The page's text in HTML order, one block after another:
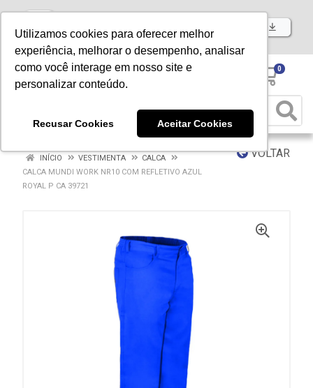
Utilizamos cookies para oferecer melhor
experiência, melhorar o desempenho, analisar
como você interage em nosso site e
personalizar conteúdo.
Recusar Cookies Aceitar Cookies
Baixe já nosso APP
0
VOLTAR
INÍCIO VESTIMENTA
CALCA
CALCA MUNDI WORK NR10 COM REFLETIVO AZUL
ROYAL P CA 39721